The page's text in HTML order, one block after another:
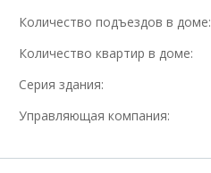
Количество подъездов в доме:
Количество квартир в доме:
Серия здания:
Управляющая компания: